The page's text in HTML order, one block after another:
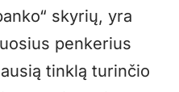
skyrių, yra
penkerius
tinklą turinčio